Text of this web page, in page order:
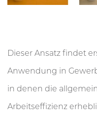
Dieser Ansatz findet
Anwendung in
in denen die
Arbeitseffizienz